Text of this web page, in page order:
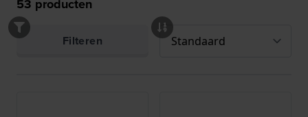
53 producten
Filteren